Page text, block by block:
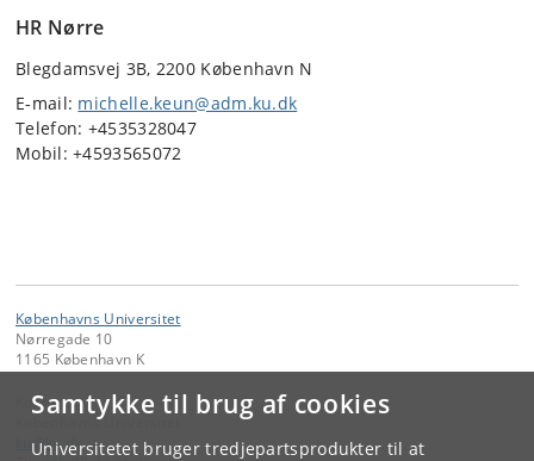
Samtykke til brug af cookies
Universitetet bruger tredjepartsprodukter til at
HR Nørre
Blegdamsvej 3B, 2200 København N
E-mail: michelle.keun@adm.ku.dk
Telefon: +4535328047
Mobil: +4593565072
Københavns Universitet
Nørregade 10
1165 København K
Kontakt:
Københavns Universitet
@ku.dk